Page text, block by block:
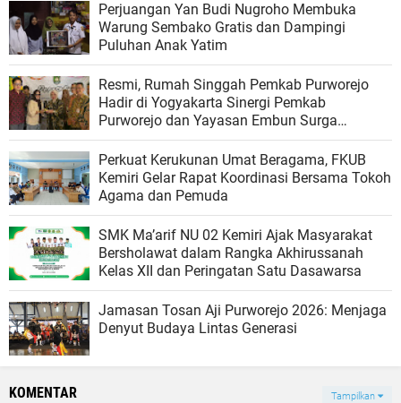
Perjuangan Yan Budi Nugroho Membuka
Warung Sembako Gratis dan Dampingi
Puluhan Anak Yatim
Resmi, Rumah Singgah Pemkab Purworejo
Hadir di Yogyakarta Sinergi Pemkab
Purworejo dan Yayasan Embun Surga
Purworejo Perkuat Layanan Kesehatan Warga
Perkuat Kerukunan Umat Beragama, FKUB
Kemiri Gelar Rapat Koordinasi Bersama Tokoh
Agama dan Pemuda
SMK Ma’arif NU 02 Kemiri Ajak Masyarakat
Bersholawat dalam Rangka Akhirussanah
Kelas XII dan Peringatan Satu Dasawarsa
Jamasan Tosan Aji Purworejo 2026: Menjaga
Denyut Budaya Lintas Generasi
KOMENTAR Tampilkan